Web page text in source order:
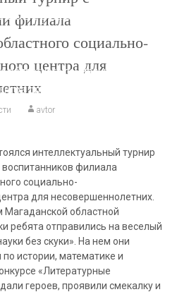
юношеская библиотека
турнир с воспитанниками
областного социально-
для несовершеннолетних
филиала
социально-
центра для
avtor
интеллектуальный турнир
филиала
социально-
для несовершеннолетних.
Магаданской областной
ребята отправились на веселый
без скуки». На нем они
истории, математике и
«Литературные
героев, проявили смекалку и